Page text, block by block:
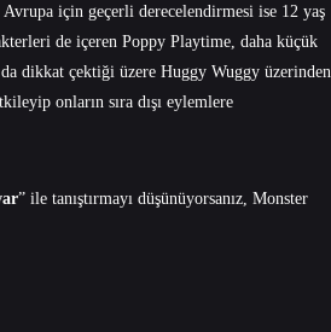
için geçerli derecelendirmesi ise 12 yaş
de içeren Poppy Playtime, daha küçük
dikkat çektiği üzere Huggy Wuggy üzerinden
onların sıra dışı eylemlere
” ile tanıştırmayı düşünüyorsanız, Monster